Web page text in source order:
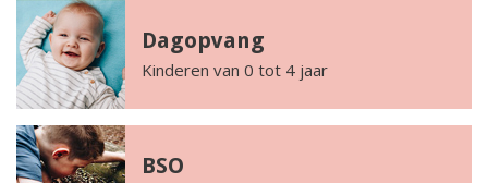
Dagopvang
Kinderen van 0 tot 4 jaar
BSO